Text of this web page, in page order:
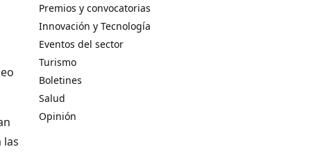
las
Premios y convocatorias
Innovación y Tecnología
Eventos del sector
Turismo
Boletines
Salud
Opinión